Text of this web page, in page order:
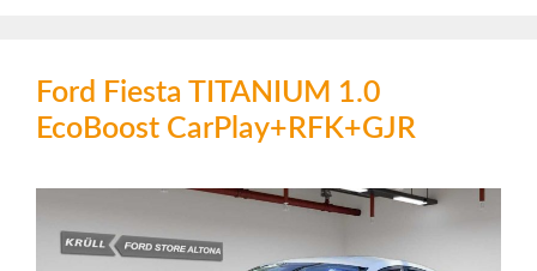
Ford Fiesta TITANIUM 1.0
EcoBoost CarPlay+RFK+GJR